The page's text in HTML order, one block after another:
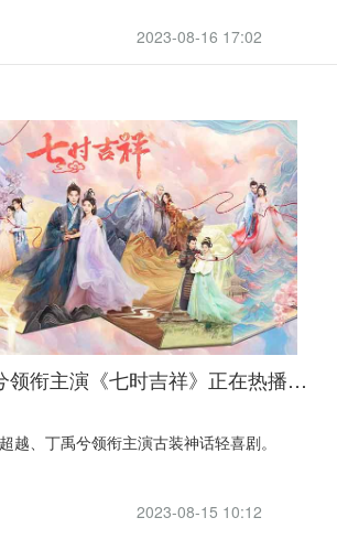
2023-08-16 17:02
杨超越、丁禹兮领衔主演《七时吉祥》正在热播中，喜欢的朋友不要错过
越、丁禹兮领衔主演古装神话轻喜剧。
2023-08-15 10:12